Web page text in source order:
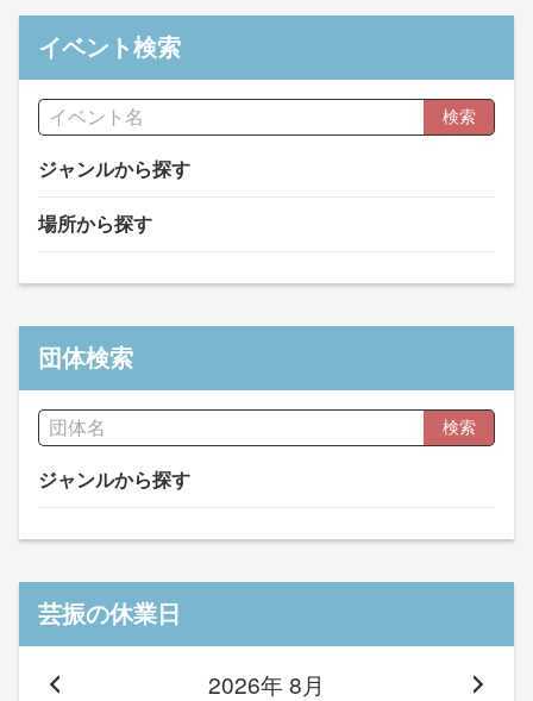
イベント検索
検索
ジャンルから探す
場所から探す
団体検索
検索
ジャンルから探す
芸振の休業日
2026年 8月